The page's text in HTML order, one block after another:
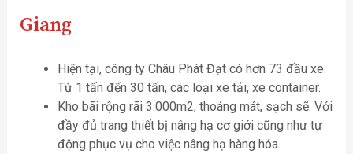
Giang
Hiện tại, công ty Châu Phát Đạt có hơn 73 đầu xe.
Từ 1 tấn đến 30 tấn, các loại xe tải, xe container.
Kho bãi rộng rãi 3.000m2, thoáng mát, sạch sẽ. Với
đầy đủ trang thiết bị nâng hạ cơ giới cũng như tự
động phục vụ cho việc nâng hạ hàng hóa.